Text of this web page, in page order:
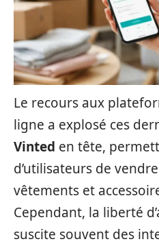
Le recours aux
ligne a explosé ces
Vinted en tête,
d’utilisateurs de
vêtements et
Cependant, la liberté
suscite souvent des